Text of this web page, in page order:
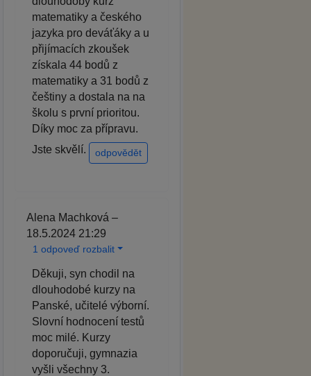
matematiky a českého
jazyka pro deváťáky a u
přijímacích zkoušek
získala 44 bodů z
matematiky a 31 bodů z
češtiny a dostala na na
školu s první prioritou.
Díky moc za přípravu.
Jste skvělí.
odpovědět
Alena Machková –
18.5.2024 21:29
1 odpoveď rozbalit
Děkuji, syn chodil na
dlouhodobé kurzy na
Panské, učitelé výborní.
Slovní hodnocení testů
moc milé. Kurzy
doporučuji, gymnazia
vyšli všechny 3.